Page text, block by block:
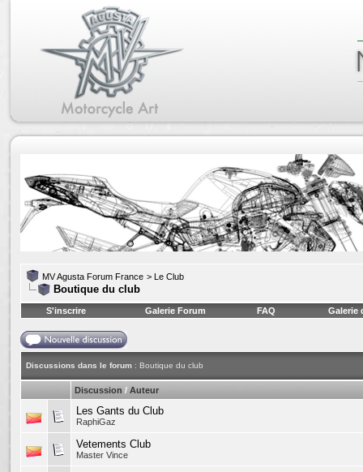
MV Agusta Forum France > Le Club
Boutique du club
S'inscrire Galerie Forum FAQ Galerie
Discussions dans le forum : Boutique du club
Discussion / Auteur
Les Gants du Club
RaphiGaz
Vetements Club
Master Vince